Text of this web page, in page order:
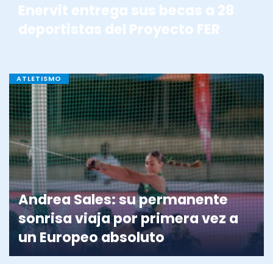
Enervit entrega sus becas a 28
deportistas del Proyecto FER
ATLETISMO
Andrea Sales: su permanente
sonrisa viaja por primera vez a
un Europeo absoluto